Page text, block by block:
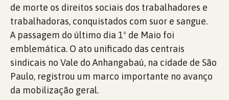
de morte os direitos sociais dos trabalhadores e
trabalhadoras, conquistados com suor e sangue.
A passagem do último dia 1º de Maio foi
emblemática. O ato unificado das centrais
sindicais no Vale do Anhangabaú, na cidade de São
Paulo, registrou um marco importante no avanço
da mobilização geral.